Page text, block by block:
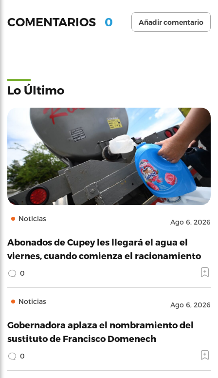
COMENTARIOS 0 Añadir comentario
Lo Último
Noticias Ago 6, 2026
Abonados de Cupey les llegará el agua el
viernes, cuando comienza el racionamiento
0
Noticias Ago 6, 2026
Gobernadora aplaza el nombramiento del
sustituto de Francisco Domenech
0